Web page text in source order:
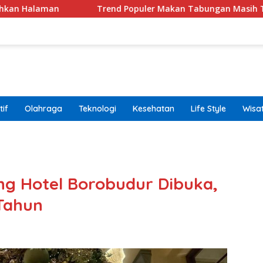
Trend Populer Makan Tabungan Masih Terjadi? Ekonom
Olahraga Teknologi Kesehatan Life Style
Hotel Borobudur Dibuka,